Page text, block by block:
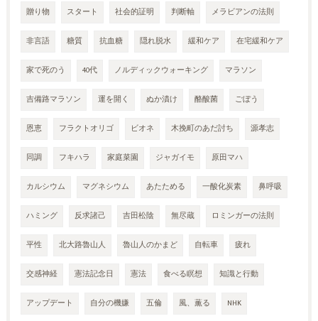
贈り物 スタート 社会的証明 判断軸 メラビアンの法則
非言語 糖質 抗血糖 隠れ脱水 緩和ケア 在宅緩和ケア
家で死のう 40代 ノルディックウォーキング マラソン
吉備路マラソン 運を開く ぬか漬け 酪酸菌 ごぼう
恩恵 フラクトオリゴ ビオネ 木挽町のあだ討ち 源孝志
同調 フキハラ 家庭菜園 ジャガイモ 原田マハ
カルシウム マグネシウム あたためる 一酸化炭素 鼻呼吸
ハミング 反求諸己 吉田松陰 無尽蔵 ロミンガーの法則
平性 北大路魯山人 魯山人のかまど 自転車 疲れ
交感神経 憲法記念日 憲法 食べる瞑想 知識と行動
アップデート 自分の機嫌 五倫 風、薫る NHK